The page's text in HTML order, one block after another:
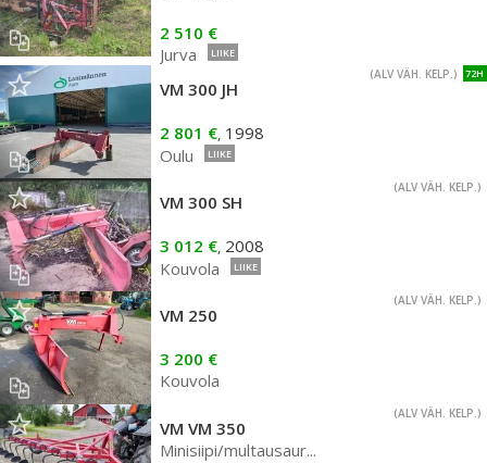
2 510 €
Jurva
LIIKE
72H
(ALV VÄH. KELP.)
VM 300 JH
2 801 €, 1998
Oulu
LIIKE
(ALV VÄH. KELP.)
VM 300 SH
3 012 €, 2008
Kouvola
LIIKE
(ALV VÄH. KELP.)
VM 250
3 200 €
Kouvola
(ALV VÄH. KELP.)
VM VM 350
Minisiipi/multausaur...